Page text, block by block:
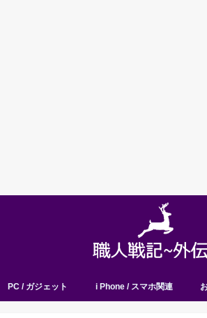
PC / ガジェット i Phone / スマホ関連